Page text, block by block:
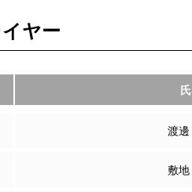
ヤー
渡
敷